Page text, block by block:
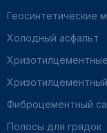
Геосинтетические
Холодный асфальт
Фиброцементный
Полосы для грядок